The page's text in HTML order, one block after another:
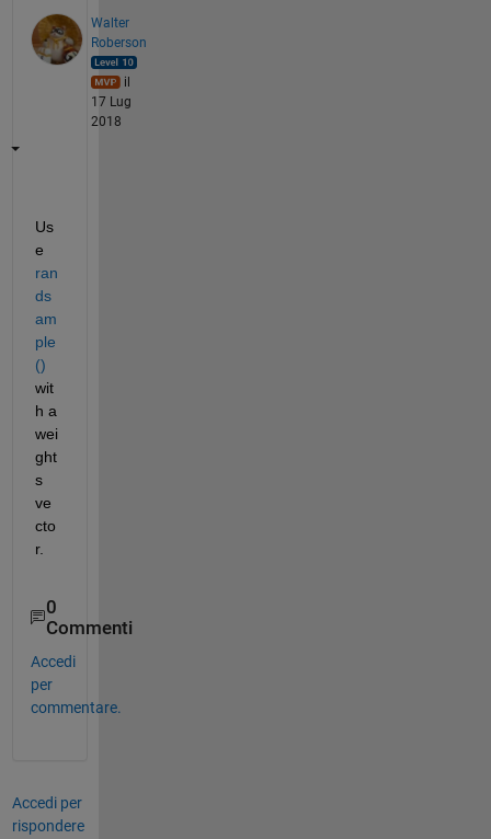
Walter
Roberson
il
17 Lug
2018
Us
e
ran
ds
am
ple
()
wit
h a
wei
ght
s
ve
cto
r.
0
Commenti
Accedi
per
commentare.
Accedi per
rispondere